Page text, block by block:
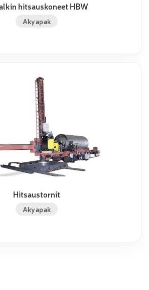
hitsauskoneet HBW
Akyapak
Hitsaustornit
Akyapak